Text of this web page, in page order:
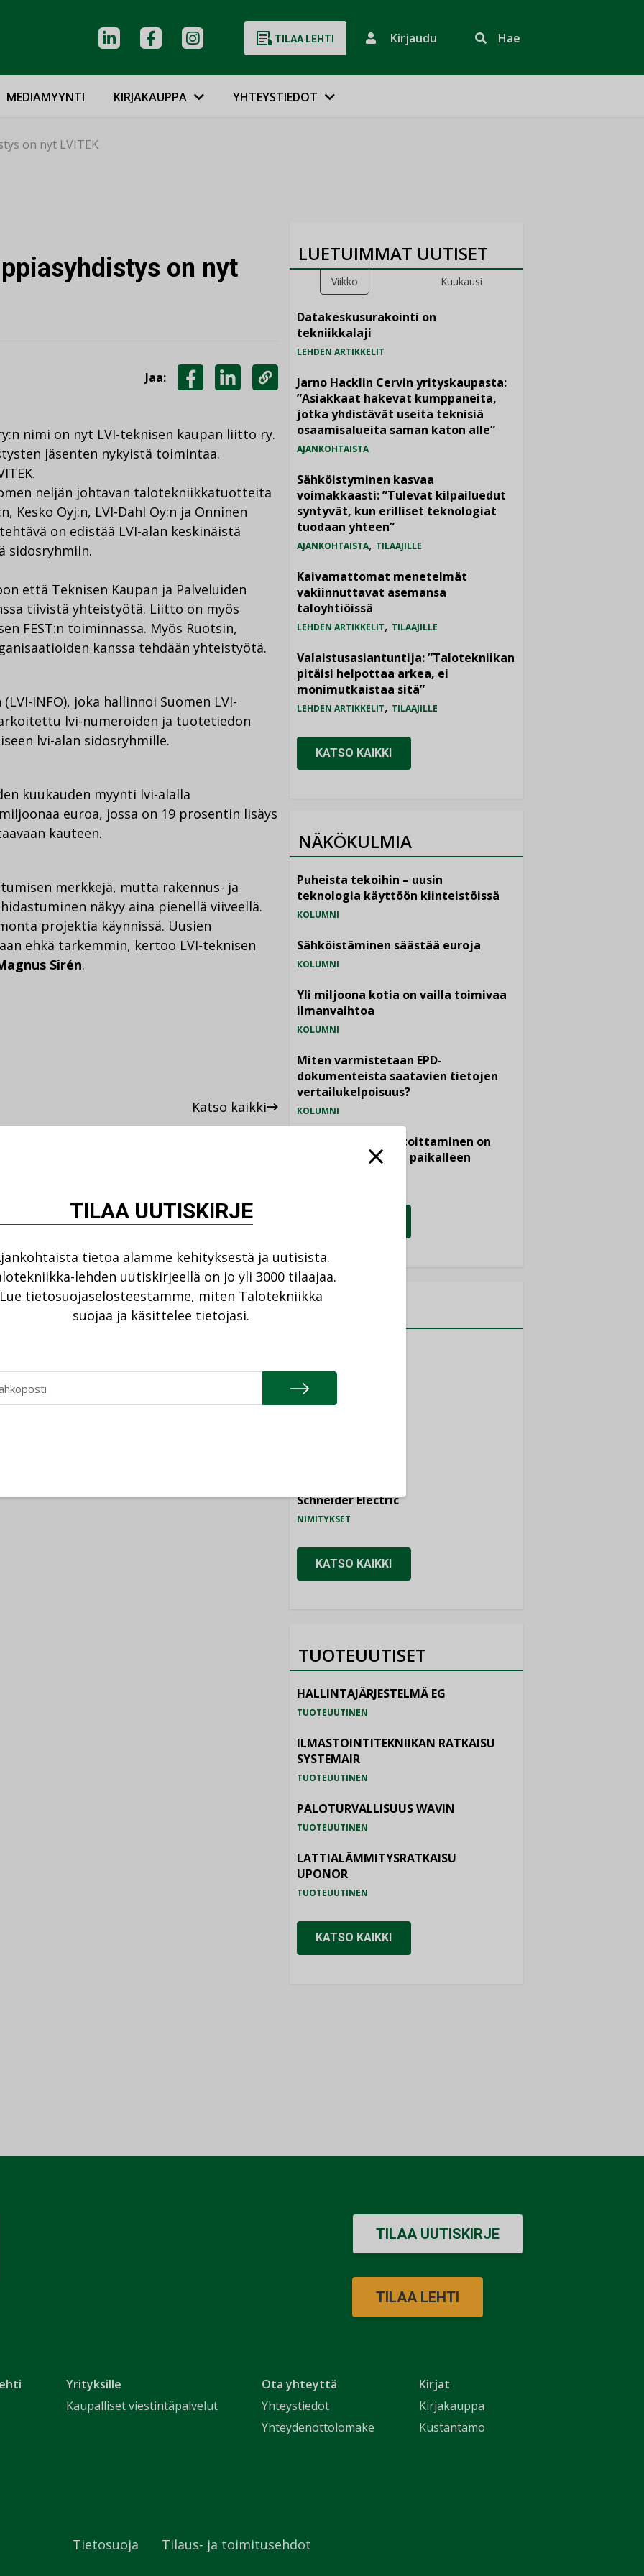
TILAA LEHTI Kirjaudu Hae
MEDIAMYYNTI KIRJAKAUPPA YHTEYSTIEDOT
on nyt LVITEK
on nyt
Jaa:
LINKEDINISSÄ
KOPIOI
LINKKI
nimi on nyt LVI-teknisen kaupan liitto ry.
jäsenten nykyistä toimintaa.
neljän johtavan talotekniikkatuotteita
Kesko Oyj:n, LVI-Dahl Oy:n ja Onninen
on edistää LVI-alan keskinäistä
sidosryhmiin.
että Teknisen Kaupan ja Palveluiden
tiivistä yhteistyötä. Liitto on myös
FEST:n toiminnassa. Myös Ruotsin,
kanssa tehdään yhteistyötä.
INFO), joka hallinnoi Suomen LVI-
lvi-numeroiden ja tuotetiedon
lvi-alan sidosryhmille.
kuukauden myynti lvi-alalla
euroa, jossa on 19 prosentin lisäys
kauteen.
merkkejä, mutta rakennus- ja
näkyy aina pienellä viiveellä.
projektia käynnissä. Uusien
ehkä tarkemmin, kertoo LVI-teknisen
Sirén.
Katso kaikki
tuodaan
LEHDEN ARTIKKELIT
04.08.2026
Kaivamattomat
LUETUIMMAT UUTISET
Viikko Kuukausi
Datakeskusurakointi on
tekniikkalaji
LEHDEN ARTIKKELIT
Jarno Hacklin Cervin yrityskaupasta:
”Asiakkaat hakevat kumppaneita,
jotka yhdistävät useita teknisiä
osaamisalueita saman katon alle”
AJANKOHTAISTA
Sähköistyminen kasvaa
voimakkaasti: ”Tulevat kilpailuedut
syntyvät, kun erilliset teknologiat
tuodaan yhteen”
AJANKOHTAISTA, TILAAJILLE
Kaivamattomat menetelmät
vakiinnuttavat asemansa
taloyhtiöissä
LEHDEN ARTIKKELIT, TILAAJILLE
Valaistusasiantuntija: ”Talotekniikan
pitäisi helpottaa arkea, ei
monimutkaistaa sitä”
LEHDEN ARTIKKELIT, TILAAJILLE
KATSO KAIKKI
NÄKÖKULMIA
Puheista tekoihin – uusin
teknologia käyttöön kiinteistöissä
KOLUMNI
Sähköistäminen säästää euroja
KOLUMNI
Yli miljoona kotia on vailla toimivaa
ilmanvaihtoa
KOLUMNI
Miten varmistetaan EPD-
dokumenteista saatavien tietojen
vertailukelpoisuus?
KOLUMNI
Vesi- ja viemärimitoittaminen on
jämähtänyt ajassa paikalleen
NIMITYKSET
Schneider Electric
NIMITYKSET
KATSO KAIKKI
TUOTEUUTISET
HALLINTAJÄRJESTELMÄ EG
TUOTEUUTINEN
ILMASTOINTITEKNIIKAN RATKAISU
SYSTEMAIR
TUOTEUUTINEN
PALOTURVALLISUUS WAVIN
TUOTEUUTINEN
LATTIALÄMMITYSRATKAISU
UPONOR
TUOTEUUTINEN
KATSO KAIKKI
Yrityksille
Kaupalliset viestintäpalvelut
Ota yhteyttä
Yhteystiedot
Yhteydenottolomake
Kirjat
Kirjakauppa
Kustantamo
TILAA UUTISKIRJE
TILAA LEHTI
Tietosuoja Tilaus- ja toimitusehdot
TILAA UUTISKIRJE
tietoa alamme kehityksestä ja uutisista.
lehden uutiskirjeellä on jo yli 3000 tilaajaa.
Lue tietosuojaselosteestamme, miten Talotekniikka
suojaa ja käsittelee tietojasi.